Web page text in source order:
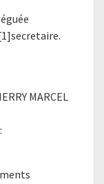
MARCEL